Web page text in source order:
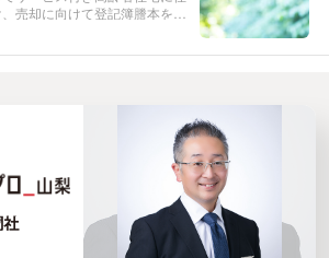
売却に向けて登記簿謄本を取